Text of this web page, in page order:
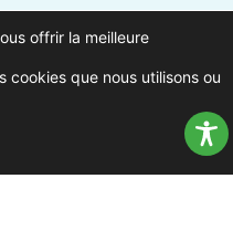
offrir la meilleure
cookies que nous utilisons ou